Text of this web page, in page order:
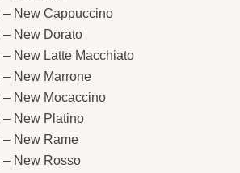
– New Cappuccino
– New Dorato
– New Latte Macchiato
– New Marrone
– New Mocaccino
– New Platino
– New Rame
– New Rosso